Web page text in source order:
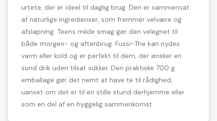
urtete, der er ideel til daglig brug. Den er sammensat
af naturlige ingredienser, som fremmer velvære og
afslapning. Teens milde smag gør den velegnet til
både morgen- og aftenbrug. Fussi-The kan nydes
varm eller kold og er perfekt til dem, der ønsker en
sund drik uden tilsat sukker. Den praktiske 700 g
emballage gør det nemt at have te til rådighed,
uanset om det er til en stille stund derhjemme eller
som en del af en hyggelig sammenkomst.